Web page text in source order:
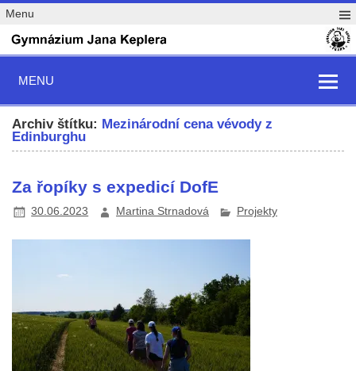
Menu
MENU
Archiv štítku: Mezinárodní cena vévody z
Edinburghu
Za řopíky s expedicí DofE
30.06.2023 Martina Strnadová Projekty